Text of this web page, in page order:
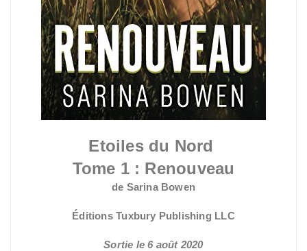
Etoiles du Nord
Tome 1 : Renouveau
de Sarina Bowen
Éditions Tuxbury Publishing LLC
Sortie le 6 août 2020